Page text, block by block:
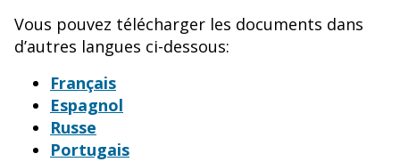
Vous pouvez télécharger les documents dans
d’autres langues ci-dessous:
Français
Espagnol
Russe
Portugais